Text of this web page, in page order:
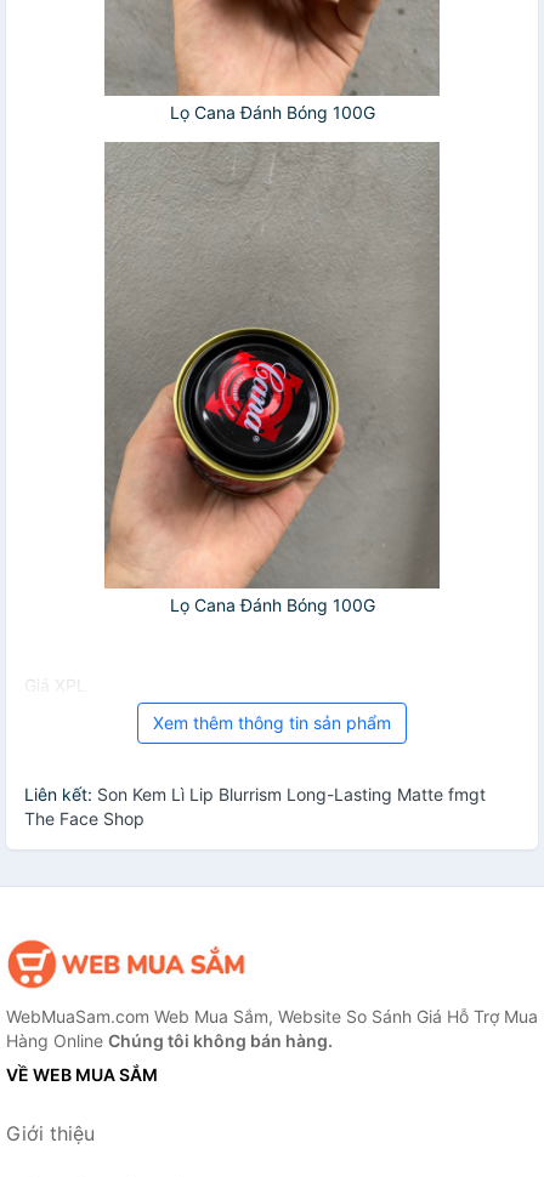
Lọ Cana Đánh Bóng 100G
Lọ Cana Đánh Bóng 100G
Giá XPL
Xem thêm thông tin sản phẩm
Liên kết: Son Kem Lì Lip Blurrism Long-Lasting Matte fmgt
The Face Shop
WebMuaSam.com Web Mua Sắm, Website So Sánh Giá Hỗ Trợ Mua
Hàng Online Chúng tôi không bán hàng.
VỀ WEB MUA SẮM
Giới thiệu